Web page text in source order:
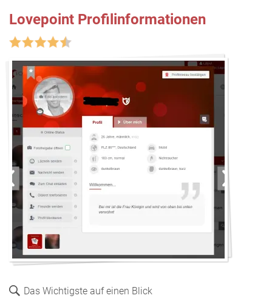
Lovepoint Profilinformationen
Das Wichtigste auf einen Blick